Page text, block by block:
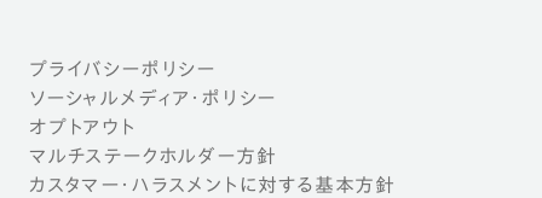
プライバシーポリシー
ソーシャルメディア・ポリシー
オプトアウト
マルチステークホルダー方針
カスタマー・ハラスメントに対する基本方針